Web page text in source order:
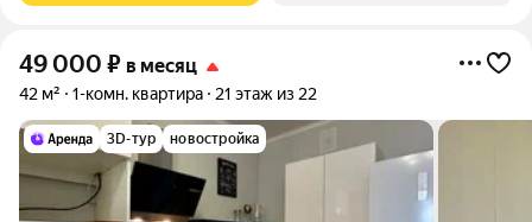
49 000 ₽ в месяц
42 м² 1-комн. квартира 21 этаж из 22
3D-тур новостройка